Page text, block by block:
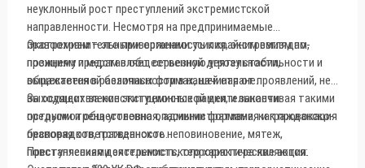
неуклонный рост преступлений экстремистской
направленности. Несмотря на предпринимаемые
правоохранительными органами усилия, экстремизм по-
прежнему представляет серьезную угрозу стабильности и
общественной безопасности в нашей стране.
Экстремизм – это приверженность к крайним взглядам,
позициям и мерам в общественной деятельности,
выражается в различных формах, начиная от проявлений, не
выходящих за конституционные рамки, и заканчивая такими
острыми и общественно опасными формами, как провокация
беспорядков, гражданское неповиновение, мятеж,
повстанческая деятельность, террористические акции.
За осуществление экстремистской деятельности
предусмотрена уголовная, административная и гражданско-
правовая ответственность.
Преступлениями экстремистского характера являются: